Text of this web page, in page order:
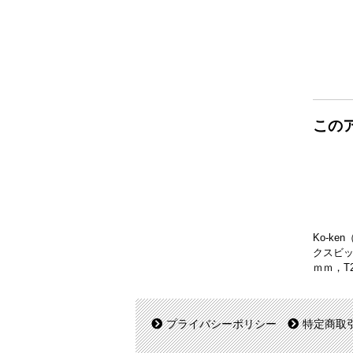
この
Ko-ken
クスビ
ｍｍ，
プライバシーポリシー 特定商取